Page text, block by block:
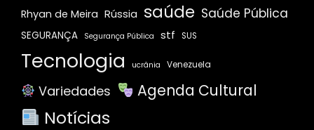
Rhyan de Meira Rússia saúde Saúde Pública
SEGURANÇA Segurança Pública stf SUS
Tecnologia ucrânia Venezuela
Variedades Agenda Cultural
Notícias